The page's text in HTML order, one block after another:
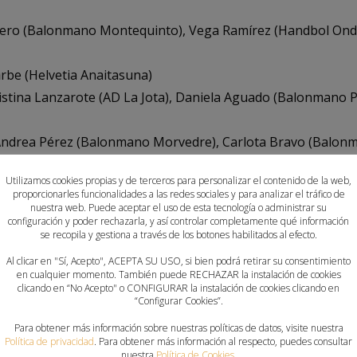
(Balonmano Montequinto), Vega Ramírez (Handbol
(Helvetia Anaitasuna)
Lanzarote (AD La Jota), Daniela Aguado (Balonmano
Pérez (Balonmano Morvedre), Carlota Bravo
Jable), Garazi Valenzuela (Helvetia Anaitasuna),
(Balonmano Uharte), Sofía Hernández (Helvetia
Elena Vladu (Handbol Onda) Beatriz Peña (CD La
(Balonmano Torrejón), Ane Domínguez (Balonmano
Biedma (Balonmano Montequinto), Queralt Fornt
Uharte), Paula Segado (CAB Cartagena), Ariadna Pastor
Utilizamos cookies propias y de terceros para personalizar el contenido de la web,
proporcionarles funcionalidades a las redes sociales y para analizar el tráfico de
nuestra web. Puede aceptar el uso de esta tecnología o administrar su
configuración y poder rechazarla, y así controlar completamente qué información
se recopila y gestiona a través de los botones habilitados al efecto.
Al clicar en "Sí, Acepto", ACEPTA SU USO, si bien podrá retirar su consentimiento
en cualquier momento. También puede RECHAZAR la instalación de cookies
clicando en “No Acepto" o CONFIGURAR la instalación de cookies clicando en
“Configurar Cookies”.
Para obtener más información sobre nuestras políticas de datos, visite nuestra
Política de privacidad. Para obtener más información al respecto, puedes consultar